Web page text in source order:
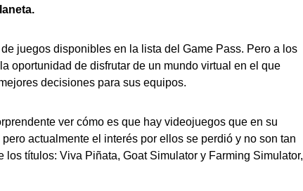
juegos disponibles en la lista del Game Pass. Pero a los
oportunidad de disfrutar de un mundo virtual en el que
decisiones para sus equipos.
ver cómo es que hay videojuegos que en su
actualmente el interés por ellos se perdió y no son tan
los títulos: Viva Piñata, Goat Simulator y Farming Simulator,